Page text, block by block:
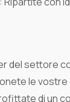
del settore
le
di un